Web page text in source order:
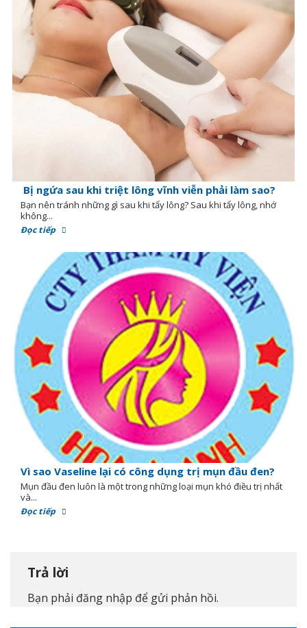
Bị ngứa sau khi triệt lông vĩnh viễn phải làm sao?
Bạn nên tránh những gì sau khi tẩy lông? Sau khi tẩy lông, nhớ
không...
Đọc tiếp
Vì sao Vaseline lại có công dụng trị mụn đầu đen?
Mụn đầu đen luôn là một trong những loại mụn khó điều trị nhất
và...
Đọc tiếp
Trả lời
Bạn phải đăng nhập để gửi phản hồi.